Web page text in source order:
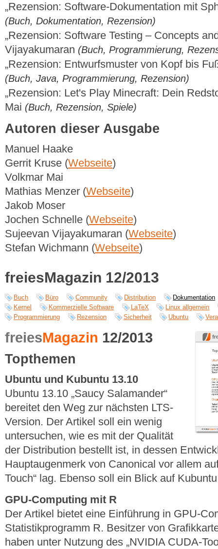
„Rezension: Software-Dokumentation mit
(Buch, Dokumentation, Rezension)
„Rezension: Software Testing – Concepts
Vijayakumaran (Buch, Programmierung,
„Rezension: Entwurfsmuster von Kopf bis
(Buch, Java, Programmierung, Rezension)
„Rezension: Let's Play Minecraft: Dein
Mai (Buch, Rezension, Spiele)
Autoren dieser Ausgabe
Manuel Haake
Gerrit Kruse (Webseite)
Volkmar Mai
Mathias Menzer (Webseite)
Jakob Moser
Jochen Schnelle (Webseite)
Sujeevan Vijayakumaran (Webseite)
Stefan Wichmann (Webseite)
freiesMagazin 12/2013
Buch Büro Community Distribution
Dokumentation
Kernel
Kommerzielle Software LaTeX
Linux allgemein
Programmierung
Rezension Sicherheit Ubuntu
freiesMagazin 12/2013
Topthemen
Ubuntu und Kubuntu 13.10
Ubuntu 13.10 „Saucy Salamander“
bereitet den Weg zur nächsten LTS-
Version. Der Artikel soll ein wenig
untersuchen, wie es mit der Qualität
der Distribution bestellt ist, in dessen
Hauptaugenmerk von Canonical vor allem
Touch“ lag. Ebenso soll ein Blick auf
GPU-Computing mit R
Der Artikel bietet eine Einführung in GPU-
Statistikprogramm R. Besitzer von
haben unter Nutzung des „NVIDIA CUDA-